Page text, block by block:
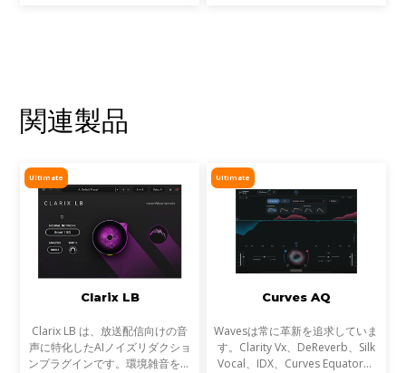
関連製品
Ultimate
Clarix LB
Clarix LB は、放送配信向けの音
声に特化したAIノイズリダクショ
ンプラグインです。環境雑音をリ
Ultimate
Curves AQ
Wavesは常に革新を追求していま
す。Clarity Vx、DeReverb、Silk
Vocal、IDX、Curves Equator、